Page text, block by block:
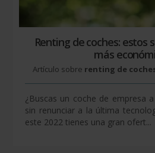
Renting de coches: estos
más
Artículo sobre renting de
¿Buscas un coche de empresa
sin renunciar a la última
este 2022 tienes una gran ofert...